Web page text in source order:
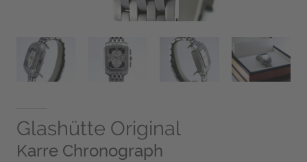
Glashütte Original
Karre Chronograph